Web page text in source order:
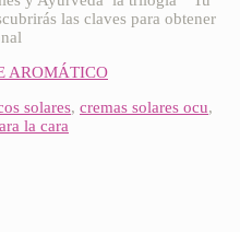
las claves para obtener
AROMÁTICO
solares, cremas solares ocu,
la cara